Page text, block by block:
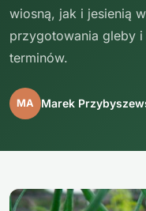
wiosną, jak i jesienią
przygotowania gleby
terminów.
MA Marek